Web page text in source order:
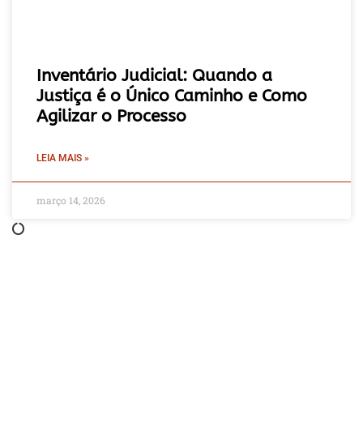
Inventário Judicial: Quando a
Justiça é o Único Caminho e Como
Agilizar o Processo
LEIA MAIS »
março 14, 2026